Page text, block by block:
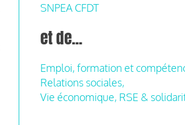
SNPEA CFDT
et de...
Emploi, formation et
Relations sociales,
Vie économique, RSE &